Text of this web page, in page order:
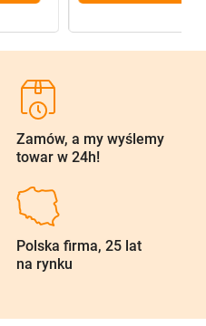
Zamów, a my wyślemy
towar w 24h!
Polska firma, 25 lat
na rynku